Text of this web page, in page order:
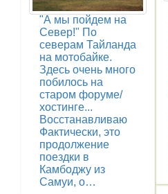
"А мы пойдем на
Север!" По
северам Тайланда
на мотобайке.
Здесь очень много
побилось на
старом форуме/
хостинге...
Восстанавливаю
Фактически, это
продолжение
поездки в
Камбоджу из
Самуи, о…